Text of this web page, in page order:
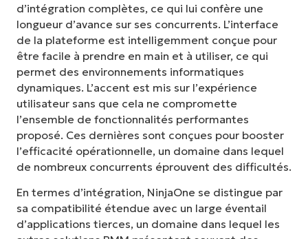
d’intégration complètes, ce qui lui confère une
longueur d’avance sur ses concurrents. L’interface
de la plateforme est intelligemment conçue pour
être facile à prendre en main et à utiliser, ce qui
permet des environnements informatiques
dynamiques. L’accent est mis sur l’expérience
utilisateur sans que cela ne compromette
l’ensemble de fonctionnalités performantes
proposé. Ces dernières sont conçues pour booster
l’efficacité opérationnelle, un domaine dans lequel
de nombreux concurrents éprouvent des difficultés.
En termes d’intégration, NinjaOne se distingue par
sa compatibilité étendue avec un large éventail
d’applications tierces, un domaine dans lequel les